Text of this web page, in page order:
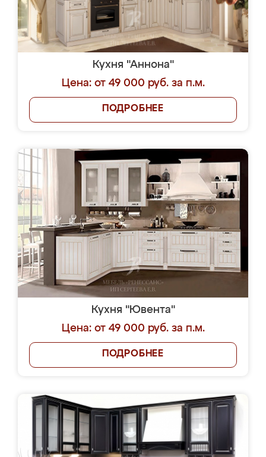
Кухня "Аннона"
Цена: от 49 000 руб. за п.м.
ПОДРОБНЕЕ
Кухня "Ювента"
Цена: от 49 000 руб. за п.м.
ПОДРОБНЕЕ